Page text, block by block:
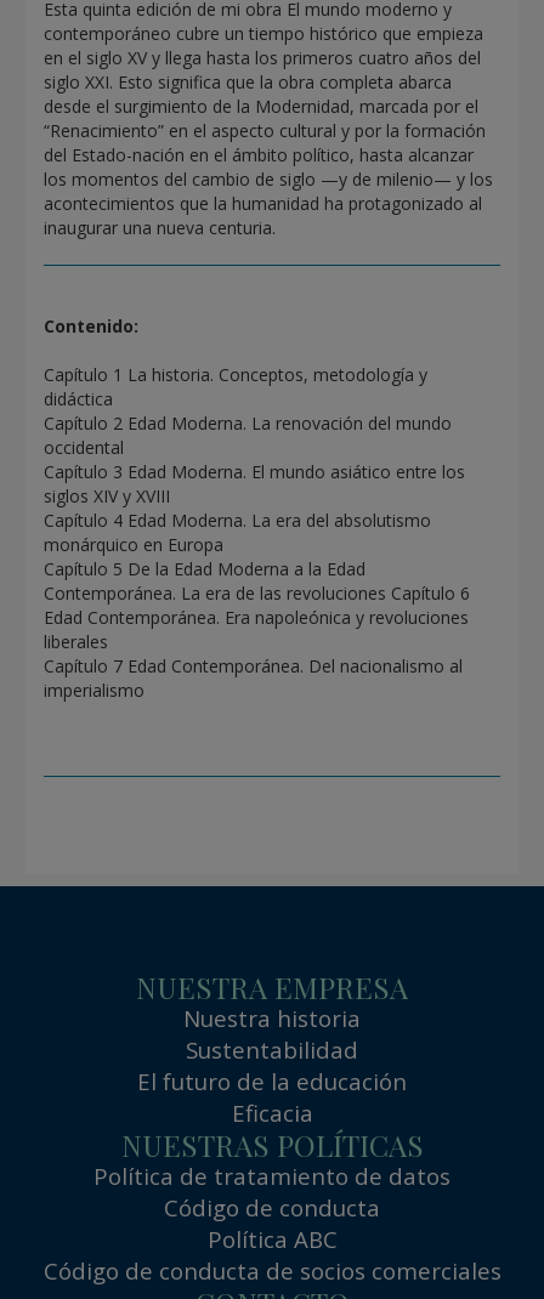
Esta quinta edición de mi obra El mundo moderno y
contemporáneo cubre un tiempo histórico que empieza
en el siglo XV y llega hasta los primeros cuatro años del
siglo XXI. Esto significa que la obra completa abarca
desde el surgimiento de la Modernidad, marcada por el
“Renacimiento” en el aspecto cultural y por la formación
del Estado-nación en el ámbito político, hasta alcanzar
los momentos del cambio de siglo —y de milenio— y los
acontecimientos que la humanidad ha protagonizado al
inaugurar una nueva centuria.
Contenido:
Capítulo 1 La historia. Conceptos, metodología y
didáctica
Capítulo 2 Edad Moderna. La renovación del mundo
occidental
Capítulo 3 Edad Moderna. El mundo asiático entre los
siglos XIV y XVIII
Capítulo 4 Edad Moderna. La era del absolutismo
monárquico en Europa
Capítulo 5 De la Edad Moderna a la Edad
Contemporánea. La era de las revoluciones Capítulo 6
Edad Contemporánea. Era napoleónica y revoluciones
liberales
Capítulo 7 Edad Contemporánea. Del nacionalismo al
imperialismo
NUESTRA EMPRESA
Nuestra historia
Sustentabilidad
El futuro de la educación
Eficacia
NUESTRAS POLÍTICAS
Política de tratamiento de datos
Código de conducta
Política ABC
Código de conducta de socios comerciales